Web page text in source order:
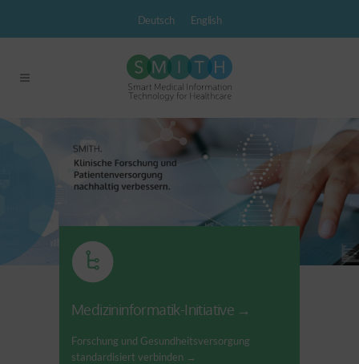
Deutsch English
Medizininformatik-Initiative
Forschung und Gesundheitsversorgung
standardisiert verbinden